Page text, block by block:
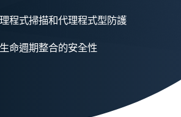
程式掃描和代理程式型防護
命週期整合的安全性